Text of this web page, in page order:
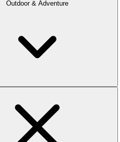
Outdoor & Adventure